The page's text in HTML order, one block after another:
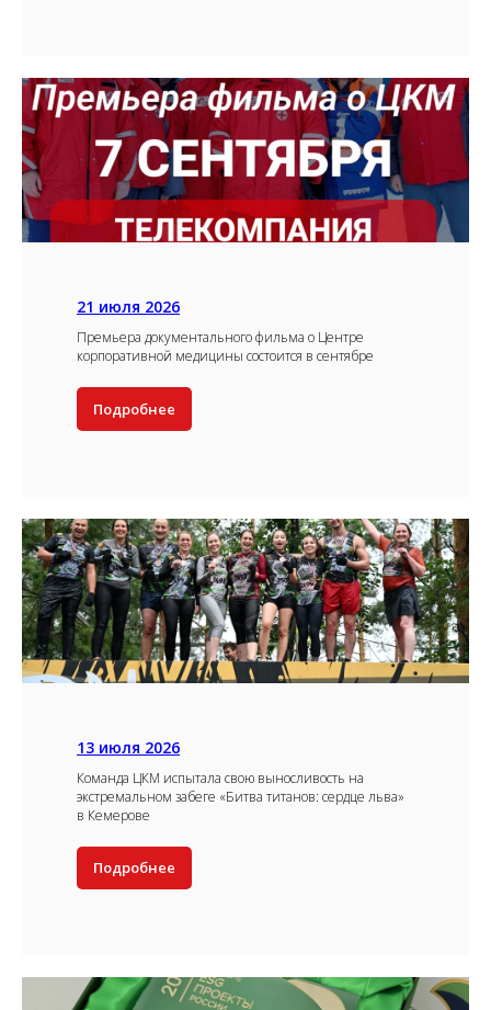
21 июля 2026
Премьера документального фильма о Центре
корпоративной медицины состоится в сентябре
Подробнее
13 июля 2026
Команда ЦКМ испытала свою выносливость на
экстремальном забеге «Битва титанов: сердце льва»
в Кемерове
Подробнее